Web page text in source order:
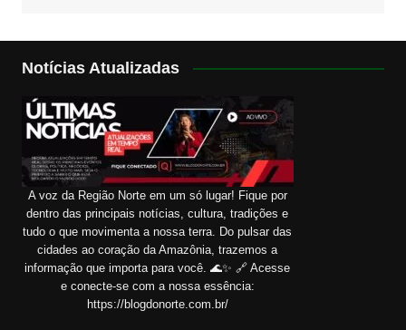
Notícias Atualizadas
A voz da Região Norte em um só lugar! Fique por
dentro das principais notícias, cultura, tradições e
tudo o que movimenta a nossa terra. Do pulsar das
cidades ao coração da Amazônia, trazemos a
informação que importa para você. 🌊✨ 🔗 Acesse
e conecte-se com a nossa essência:
https://blogdonorte.com.br/